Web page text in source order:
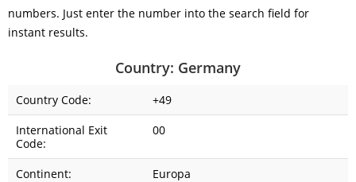
numbers. Just enter the number into the search field for
instant results.
Country: Germany
Country Code:
+49
International Exit
Code:
00
Continent:
Europa